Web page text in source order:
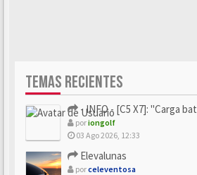
TEMAS RECIENTES
- INFO - [C5 X7]: "Carga
poriongolf
03 Ago 2026, 12:33
Elevalunas
porceleventosa